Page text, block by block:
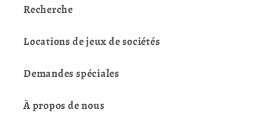
Recherche
Locations de jeux de sociétés
Demandes spéciales
À propos de nous